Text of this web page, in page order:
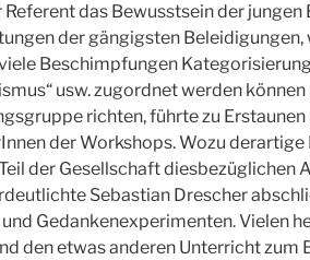
das Bewusstsein der
der gängigsten Beleidigungen,
Beschimpfungen
usw. zugordnet werden
richten, führte zu
der Workshops. Wozu
der Gesellschaft diesbezüglichen
Sebastian Drescher
Gedankenexperimenten. Vielen
den etwas anderen Unterricht zum